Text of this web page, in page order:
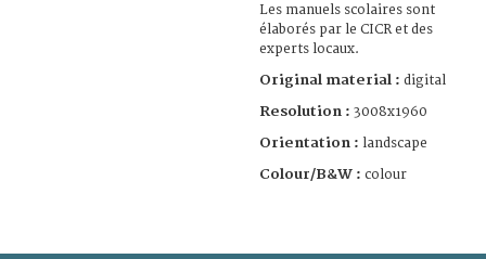
Les manuels scolaires sont
élaborés par le CICR et des
experts locaux.
Original material : digital
Resolution : 3008x1960
Orientation : landscape
Colour/B&W : colour